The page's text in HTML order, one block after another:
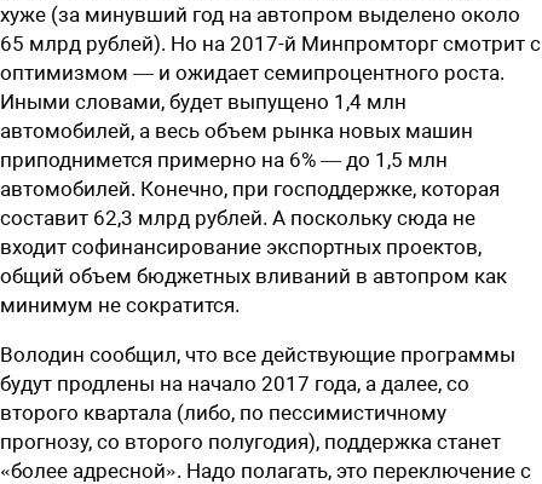
хуже (за минувший год на автопром выделено около
65 млрд рублей). Но на 2017-й Минпромторг смотрит с
оптимизмом — и ожидает семипроцентного роста.
Иными словами, будет выпущено 1,4 млн
автомобилей, а весь объем рынка новых машин
приподнимется примерно на 6% — до 1,5 млн
автомобилей. Конечно, при господдержке, которая
составит 62,3 млрд рублей. А поскольку сюда не
входит софинансирование экспортных проектов,
общий объем бюджетных вливаний в автопром как
минимум не сократится.
Володин сообщил, что все действующие программы
будут продлены на начало 2017 года, а далее, со
второго квартала (либо, по пессимистичному
прогнозу, со второго полугодия), поддержка станет
«более адресной». Надо полагать, это переключение с